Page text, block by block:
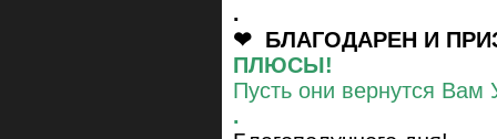
.
❤ БЛАГОДАРЕН И
ПЛЮСЫ!
Пусть они вернутся
.